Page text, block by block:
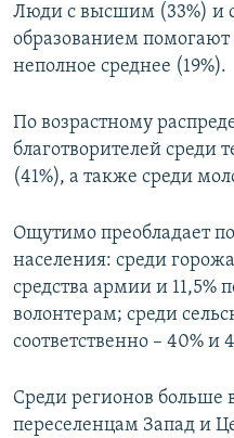
Люди с высшим (33%) и
образованием
неполное среднее (19%).
По возрастному
благотворителей среди
(41%), а также среди
Ощутимо преобладает
населения: среди
средства армии и 11,5%
волонтерам; среди
соответственно – 40% и
Среди регионов больше
переселенцам Запад и